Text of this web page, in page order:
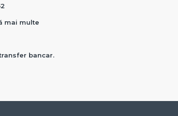
mai multe
bancar.